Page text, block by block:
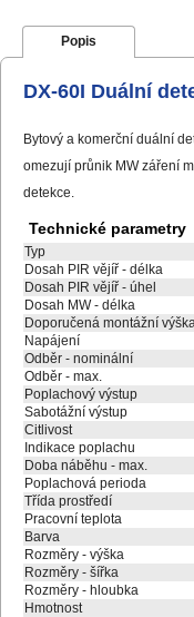
Popis
DX-60I Duální
Bytový a komerční duální
omezují průnik MW záření
detekce.
Technické parametry
Typ
Dosah PIR vějíř - délka
Dosah PIR vějíř - úhel
Dosah MW - délka
Doporučená montážní výška
Napájení
Odběr - nominální
Odběr - max.
Poplachový výstup
Sabotážní výstup
Citlivost
Indikace poplachu
Doba náběhu - max.
Poplachová perioda
Třída prostředí
Pracovní teplota
Barva
Rozměry - výška
Rozměry - šířka
Rozměry - hloubka
Hmotnost